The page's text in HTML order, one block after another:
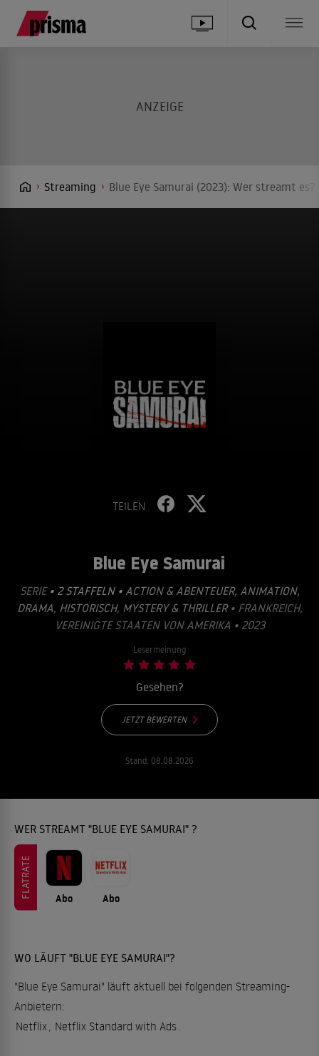
Streaming Blue Eye Samurai (2023): Wer streamt
TEILEN
Blue Eye Samurai
SERIE • 2 STAFFELN • ACTION & ABENTEUER, ANIMATION,
DRAMA, HISTORISCH, MYSTERY & THRILLER• FRANKREICH,
VEREINIGTE STAATEN VON AMERIKA • 2023
Lesermeinung
Gesehen?
JETZT BEWERTEN
Stand: 08.08.2026
WER STREAMT "BLUE EYE SAMURAI" ?
FLATRATE Abo Abo
WO LÄUFT "BLUE EYE SAMURAI"?
"Blue Eye Samurai" läuft aktuell bei folgenden Streaming-
Anbietern:
Netflix Netflix Standard with Ads